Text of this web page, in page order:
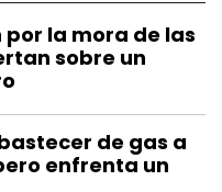
la mora de las
sobre un
de gas a
enfrenta un